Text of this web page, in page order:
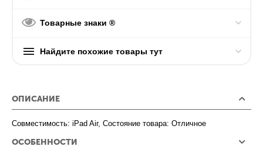
Товарные знаки ®
Найдите похожие товары тут
ОПИСАНИЕ
Совместимость: iPad Air, Состояние товара: Отличное
ОСОБЕННОСТИ